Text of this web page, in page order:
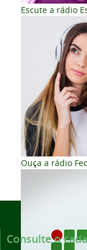
Escute a rádio
Ouça a rádio
Consulte o